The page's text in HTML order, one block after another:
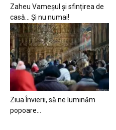
Zaheu Vameșul și sfințirea de
casă… Și nu numai!
Ziua Învierii, să ne luminăm
popoare…